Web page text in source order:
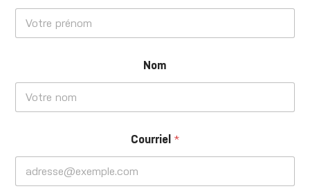
Nom
Courriel *